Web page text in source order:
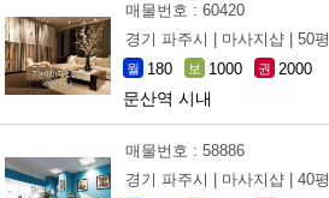
매물번호 : 60420
경기 파주시 |
마사지샵 | 50평
월 180 보 1000 권 2000
문산역 시내
매물번호 : 58886
경기 파주시 |
마사지샵 | 40평